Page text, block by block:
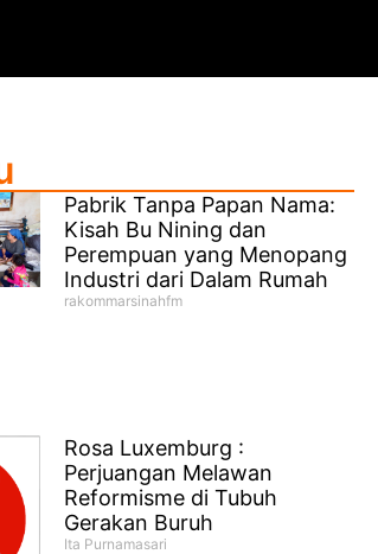
Pabrik Tanpa Papan Nama:
Kisah Bu Nining dan
Perempuan yang Menopang
Industri dari Dalam Rumah
rakommarsinahfm
Rosa Luxemburg :
Perjuangan Melawan
Reformisme di Tubuh
Gerakan Buruh
Ita Purnamasari